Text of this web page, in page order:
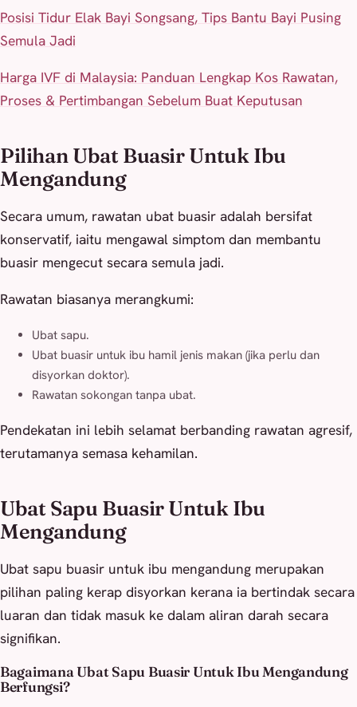
Posisi Tidur Elak Bayi Songsang, Tips Bantu Bayi Pusing
Semula Jadi
Harga IVF di Malaysia: Panduan Lengkap Kos Rawatan,
Proses & Pertimbangan Sebelum Buat Keputusan
Pilihan Ubat Buasir Untuk Ibu
Mengandung
Secara umum, rawatan ubat buasir adalah bersifat
konservatif, iaitu mengawal simptom dan membantu
buasir mengecut secara semula jadi.
Rawatan biasanya merangkumi:
Ubat sapu.
Ubat buasir untuk ibu hamil jenis makan (jika perlu dan
disyorkan doktor).
Rawatan sokongan tanpa ubat.
Pendekatan ini lebih selamat berbanding rawatan agresif,
terutamanya semasa kehamilan.
Ubat Sapu Buasir Untuk Ibu
Mengandung
Ubat sapu buasir untuk ibu mengandung merupakan
pilihan paling kerap disyorkan kerana ia bertindak secara
luaran dan tidak masuk ke dalam aliran darah secara
signifikan.
Bagaimana Ubat Sapu Buasir Untuk Ibu Mengandung
Berfungsi?